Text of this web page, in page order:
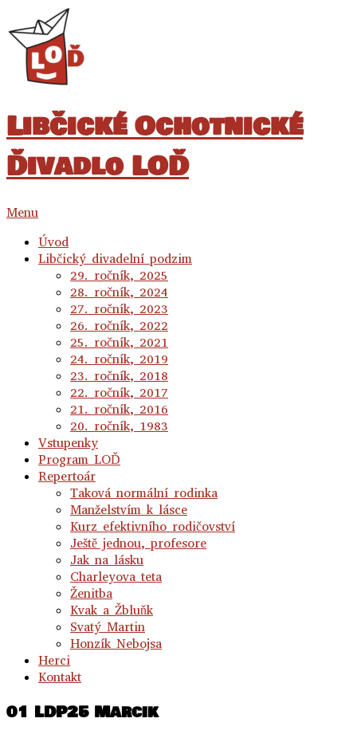
Libčické Ochotnické
Ďivadlo LOĎ
Menu
Úvod
Libčický divadelní podzim
29. ročník, 2025
28. ročník, 2024
27. ročník, 2023
26. ročník, 2022
25. ročník, 2021
24. ročník, 2019
23. ročník, 2018
22. ročník, 2017
21. ročník, 2016
20. ročník, 1983
Vstupenky
Program LOĎ
Repertoár
Taková normální rodinka
Manželstvím k lásce
Kurz efektivního rodičovství
Ještě jednou, profesore
Jak na lásku
Charleyova teta
Ženitba
Kvak a Žbluňk
Svatý Martin
Honzík Nebojsa
Herci
Kontakt
01 LDP25 Marcik